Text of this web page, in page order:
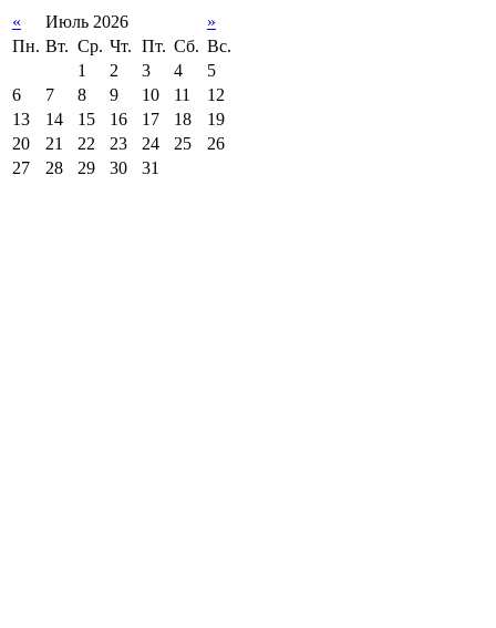
« Июль 2026
»
Пн. Вт. Ср. Чт. Пт. Сб. Вс.
1
2 3 4
5
6
7 8 9 10 11
12
13
14 15 16 17 18
19
20
21 22 23 24 25
26
27
28 29 30 31